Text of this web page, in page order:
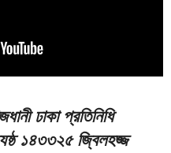
ঢাকা প্রতিনিধি
১৪৩৩২৫ জ্বিলহজ্জ